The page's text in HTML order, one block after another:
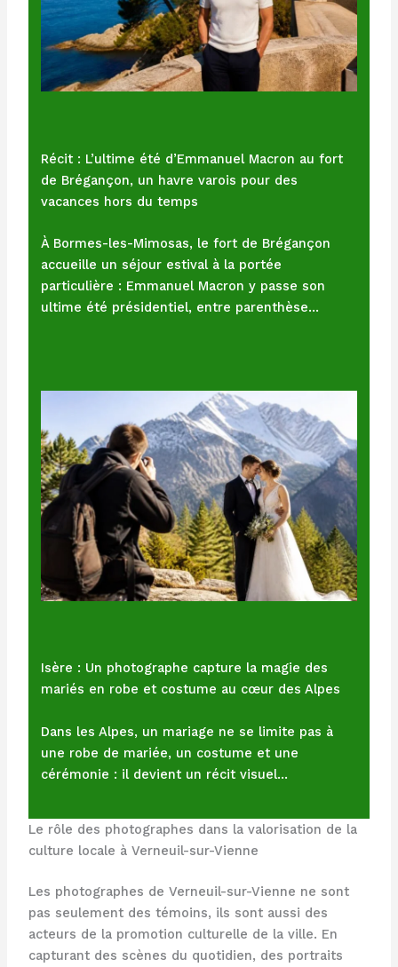
Récit : L’ultime été d’Emmanuel Macron au fort
de Brégançon, un havre varois pour des
vacances hors du temps
À Bormes-les-Mimosas, le fort de Brégançon
accueille un séjour estival à la portée
particulière : Emmanuel Macron y passe son
ultime été présidentiel, entre parenthèse…
Isère : Un photographe capture la magie des
mariés en robe et costume au cœur des Alpes
Dans les Alpes, un mariage ne se limite pas à
une robe de mariée, un costume et une
cérémonie : il devient un récit visuel…
Le rôle des photographes dans la valorisation de la
culture locale à Verneuil-sur-Vienne
Les photographes de Verneuil-sur-Vienne ne sont
pas seulement des témoins, ils sont aussi des
acteurs de la promotion culturelle de la ville. En
capturant des scènes du quotidien, des portraits